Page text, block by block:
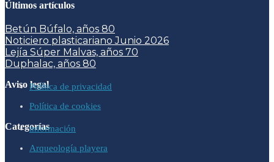
Últimos artículos
Betún Búfalo, años 80
Noticiero plasticariano Junio 2026
Lejía Súper Malvas, años 70
Duphalac, años 80
Aviso legalPolítica de privacidad
Política de cookies
Categoríasinformación
Arqueología playera